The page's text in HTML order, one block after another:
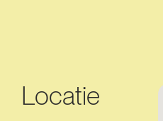
Locatie